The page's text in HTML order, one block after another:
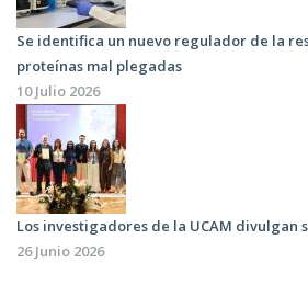
Se identifica un nuevo regulador de la
proteínas mal plegadas
10 Julio 2026
Los investigadores de la UCAM divulgan
26 Junio 2026